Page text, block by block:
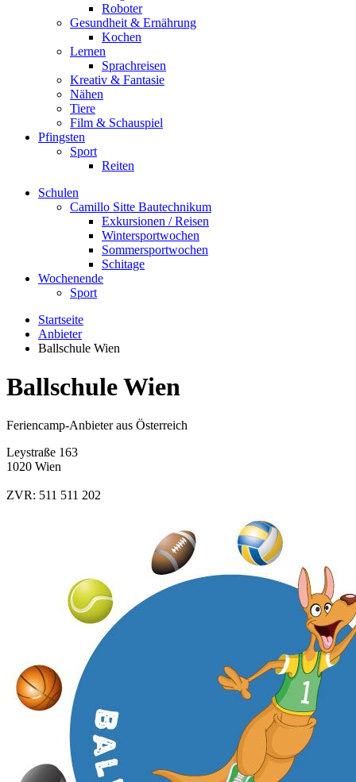
Roboter
Gesundheit & Ernährung
Kochen
Lernen
Sprachreisen
Kreativ & Fantasie
Nähen
Tiere
Film & Schauspiel
Pfingsten
Sport
Reiten
Schulen
Camillo Sitte Bautechnikum
Exkursionen / Reisen
Wintersportwochen
Sommersportwochen
Schitage
Wochenende
Sport
Startseite
Anbieter
Ballschule Wien
Ballschule Wien
Feriencamp-Anbieter aus Österreich
Leystraße 163
1020 Wien
ZVR: 511 511 202